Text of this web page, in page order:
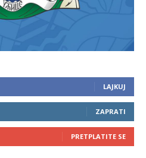
LAJKUJ
ZAPRATI
PRETPLATITE SE